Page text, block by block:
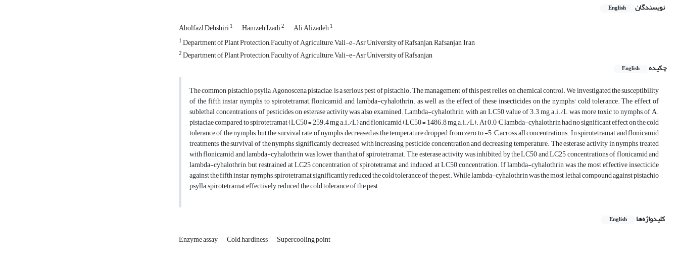
نویسندگان English
Abolfazl Dehshiri1 Hamzeh Izadi2 Ali Alizadeh1
1Department of Plant Protection, Faculty of Agriculture, Vali-e-Asr University of Rafsanjan, Rafsanjan, Iran
2Department of Plant Protection, Faculty of Agriculture, Vali-e-Asr University of Rafsanjan
چکیده
English
The common pistachio psylla, Agonoscena pistaciae, is a serious pest of pistachio. The management of this pest relies on chemical control. We investigated the susceptibility
of the fifth instar nymphs to spirotetramat, flonicamid, and lambda-cyhalothrin. as well as the effect of these insecticides on the nymphs' cold tolerance. The effect of
sublethal concentrations of pesticides on esterase activity was also examined. Lambda-cyhalothrin, with an LC50 value of 3.3 mg a.i./L, was more toxic to nymphs of A.
pistaciae compared to spirotetramat (LC50 = 259.4 mg a.i./L) and flonicamid (LC50 = 1486.8 mg a.i./L). At 0.0 °C lambda-cyhalothrin had no significant effect on the cold
tolerance of the nymphs, but the survival rate of nymphs decreased as the temperature dropped from zero to -5 °C across all concentrations. In spirotetramat and flonicamid
treatments, the survival of the nymphs significantly decreased with increasing pesticide concentration and decreasing temperature. The esterase activity in nymphs treated
with flonicamid and lambda-cyhalothrin was lower than that of spirotetramat. The esterase activity was inhibited by the LC50 and LC25 concentrations of flonicamid and
lambda-cyhalothrin, but restrained at LC25 concentration of spirotetramat and induced at LC50 concentration. If lambda-cyhalothrin was the most effective insecticide
against the fifth instar nymphs, spirotetramat significantly reduced the cold tolerance of the pest. While lambda-cyhalothrin was the most lethal compound against pistachio
psylla, spirotetramat effectively reduced the cold tolerance of the pest.
کلیدواژه‌ها English
Enzyme assay Cold hardiness Supercooling point